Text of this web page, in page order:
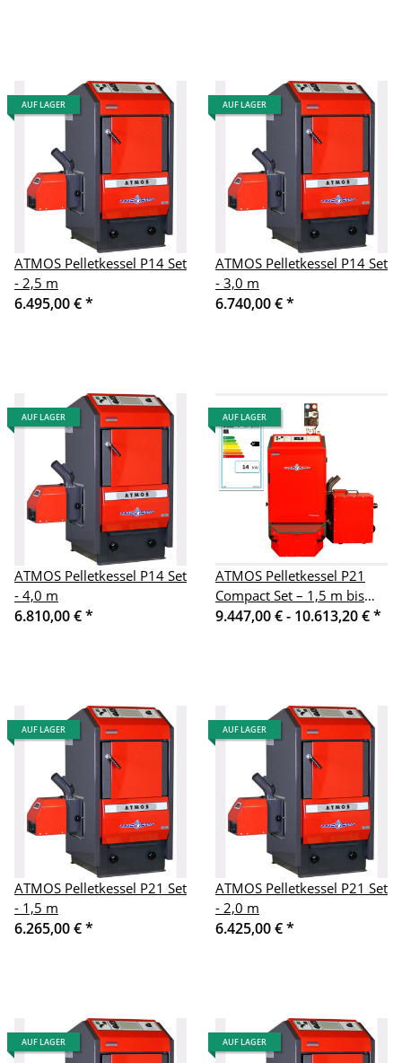
AUF LAGER
ATMOS Pelletkessel P14 Set
- 2,5 m
6.495,00 €*
AUF LAGER
ATMOS Pelletkessel P14 Set
- 3,0 m
6.740,00 €*
AUF LAGER
ATMOS Pelletkessel P14 Set
- 4,0 m
6.810,00 €*
AUF LAGER
ATMOS Pelletkessel P21
Compact Set – 1,5 m bis
4,0m
9.447,00 € - 10.613,20 €*
AUF LAGER
ATMOS Pelletkessel P21 Set
- 1,5 m
6.265,00 €*
AUF LAGER
ATMOS Pelletkessel P21 Set
- 2,0 m
6.425,00 €*
AUF LAGER AUF LAGER